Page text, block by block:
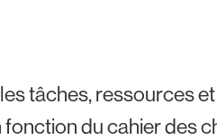
tâches, ressources
du cahier des